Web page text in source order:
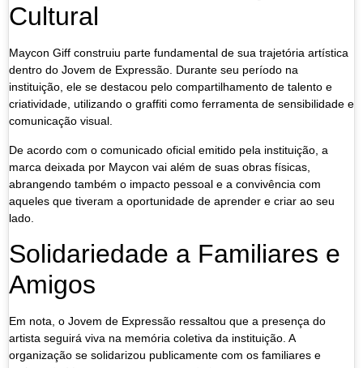
Cultural
Maycon Giff construiu parte fundamental de sua trajetória artística
dentro do Jovem de Expressão. Durante seu período na
instituição, ele se destacou pelo compartilhamento de talento e
criatividade, utilizando o graffiti como ferramenta de sensibilidade e
comunicação visual.
De acordo com o comunicado oficial emitido pela instituição, a
marca deixada por Maycon vai além de suas obras físicas,
abrangendo também o impacto pessoal e a convivência com
aqueles que tiveram a oportunidade de aprender e criar ao seu
lado.
Solidariedade a Familiares e
Amigos
Em nota, o Jovem de Expressão ressaltou que a presença do
artista seguirá viva na memória coletiva da instituição. A
organização se solidarizou publicamente com os familiares e